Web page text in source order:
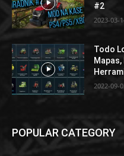
#2
2023-03-
Todo
2022-09-
POPULAR CATEGORY